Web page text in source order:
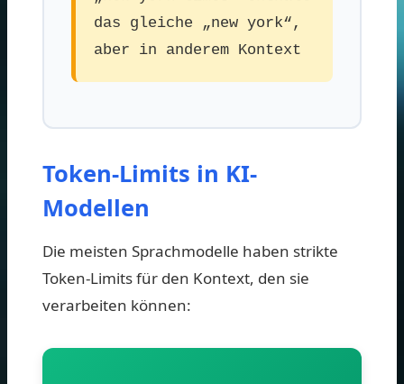
das gleiche „new york“,
aber in anderem Kontext
Token-Limits in KI-
Modellen
Die meisten Sprachmodelle haben strikte
Token-Limits für den Kontext, den sie
verarbeiten können: